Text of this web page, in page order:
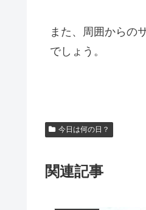
また、周囲からの
でしょう。
今日は何の日？
関連記事